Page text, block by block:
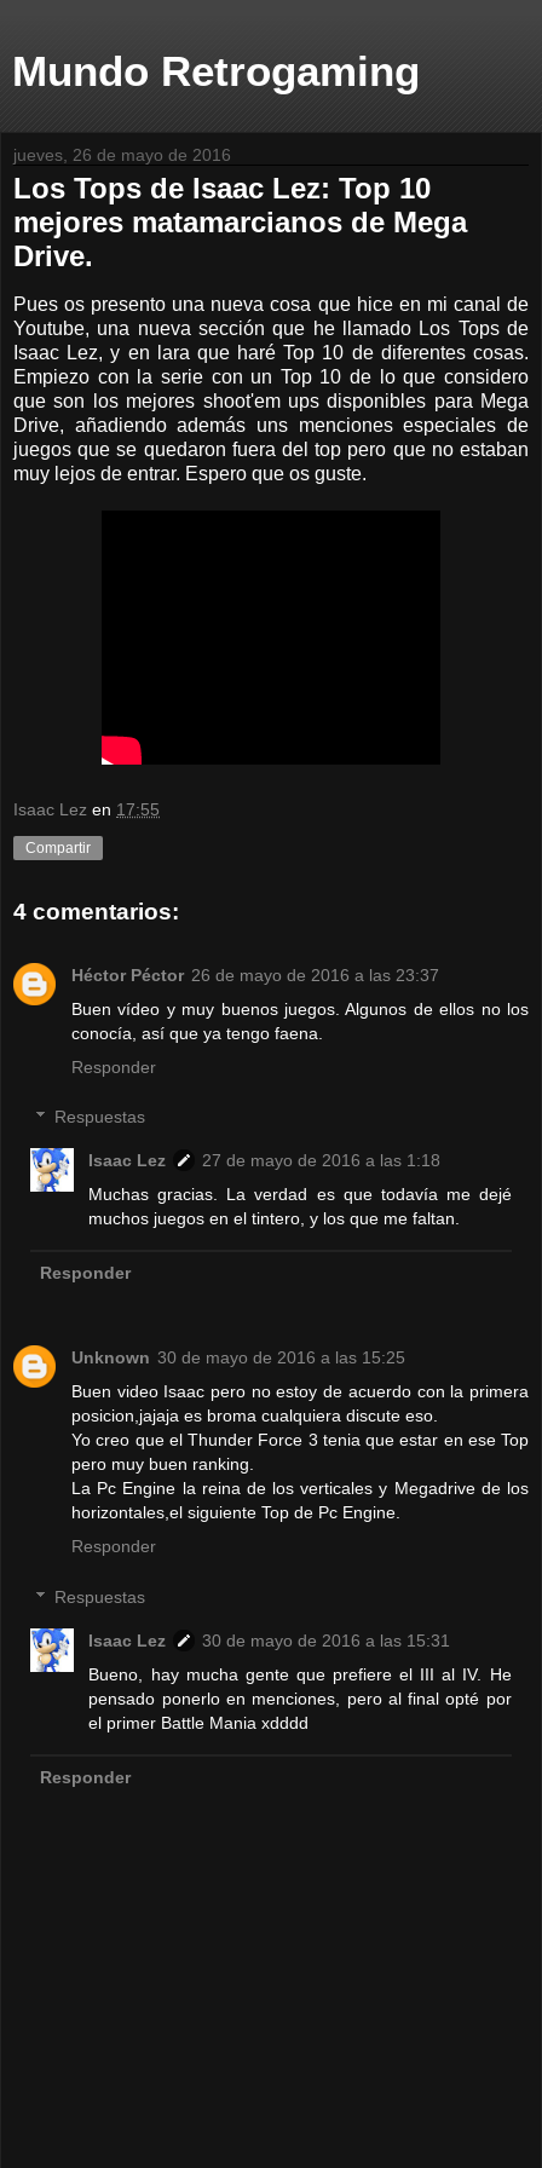
Mundo Retrogaming
jueves, 26 de mayo de 2016
Los Tops de Isaac Lez: Top 10
mejores matamarcianos de Mega
Drive.
Pues os presento una nueva cosa que hice en mi canal de
Youtube, una nueva sección que he llamado Los Tops de
Isaac Lez, y en lara que haré Top 10 de diferentes cosas.
Empiezo con la serie con un Top 10 de lo que considero
que son los mejores shoot'em ups disponibles para Mega
Drive, añadiendo además uns menciones especiales de
juegos que se quedaron fuera del top pero que no estaban
muy lejos de entrar. Espero que os guste.
Isaac Lez en 17:55
Compartir
4 comentarios:
Héctor Péctor 26 de mayo de 2016 a las 23:37
Buen vídeo y muy buenos juegos. Algunos de ellos no los
conocía, así que ya tengo faena.
Responder
Respuestas
Isaac Lez
27 de mayo de 2016 a las 1:18
Muchas gracias. La verdad es que todavía me dejé
muchos juegos en el tintero, y los que me faltan.
Responder
Unknown 30 de mayo de 2016 a las 15:25
Buen video Isaac pero no estoy de acuerdo con la primera
posicion,jajaja es broma cualquiera discute eso.
Yo creo que el Thunder Force 3 tenia que estar en ese Top
pero muy buen ranking.
La Pc Engine la reina de los verticales y Megadrive de los
horizontales,el siguiente Top de Pc Engine.
Responder
Respuestas
Isaac Lez
30 de mayo de 2016 a las 15:31
Bueno, hay mucha gente que prefiere el III al IV. He
pensado ponerlo en menciones, pero al final opté por
el primer Battle Mania xdddd
Responder